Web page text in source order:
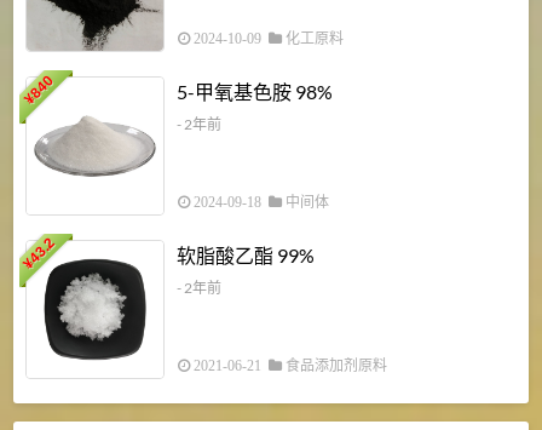
2024-10-09 化工原料
¥
840 5-甲氧基色胺 98%
- 2年前
2024-09-18 中间体
¥
43.2 软脂酸乙酯 99%
- 2年前
2021-06-21 食品添加剂原料